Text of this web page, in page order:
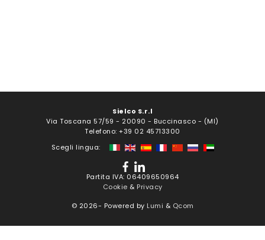
Sielco S.r.l
Via Toscana 57/59 - 20090 - Buccinasco - (MI)
Telefono: +39 02 45713300
Scegli lingua:
Partita IVA: 06409650964
Cookie & Privacy
© 2026- Powered by Lumi & Qcom